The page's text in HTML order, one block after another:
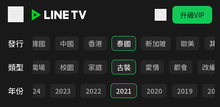
升級VIP
發行
日本 韓國 中國 香港 泰國 新加坡 歐美 其
類型
全部 職場 校園 家庭 古裝 愛情 都會 改編
年份 2024 2023 2022 2021 2020 2019